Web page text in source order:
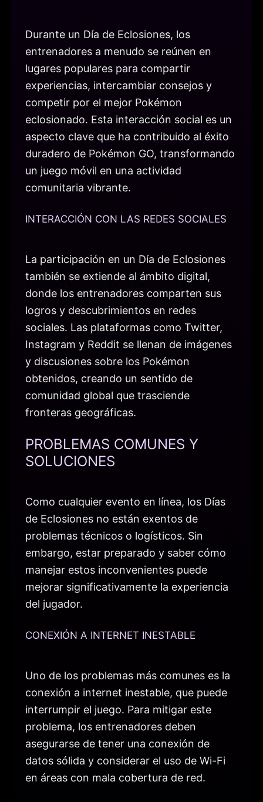
Durante un Día de Eclosiones, los
entrenadores a menudo se reúnen en
lugares populares para compartir
experiencias, intercambiar consejos y
competir por el mejor Pokémon
eclosionado. Esta interacción social es un
aspecto clave que ha contribuido al éxito
duradero de Pokémon GO, transformando
un juego móvil en una actividad
comunitaria vibrante.
INTERACCIÓN CON LAS REDES SOCIALES
La participación en un Día de Eclosiones
también se extiende al ámbito digital,
donde los entrenadores comparten sus
logros y descubrimientos en redes
sociales. Las plataformas como Twitter,
Instagram y Reddit se llenan de imágenes
y discusiones sobre los Pokémon
obtenidos, creando un sentido de
comunidad global que trasciende
fronteras geográficas.
PROBLEMAS COMUNES Y
SOLUCIONES
Como cualquier evento en línea, los Días
de Eclosiones no están exentos de
problemas técnicos o logísticos. Sin
embargo, estar preparado y saber cómo
manejar estos inconvenientes puede
mejorar significativamente la experiencia
del jugador.
CONEXIÓN A INTERNET INESTABLE
Uno de los problemas más comunes es la
conexión a internet inestable, que puede
interrumpir el juego. Para mitigar este
problema, los entrenadores deben
asegurarse de tener una conexión de
datos sólida y considerar el uso de Wi-Fi
en áreas con mala cobertura de red.